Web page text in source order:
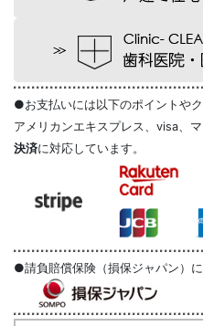
●お支払いには以下のポイントや
アメリカンエキスプレス、visa、
決済に対応しています。
●請負賠償保険（損保ジャパン）に